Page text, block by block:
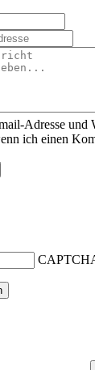
Adresse und
ich einen